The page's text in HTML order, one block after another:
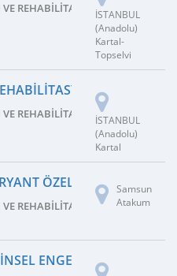
REHABILITASYON MERKEZI
İSTANBUL
(Anadolu)
Kartal-
Topselvi
MERKEZI
REHABILITASYON MERKEZI
İSTANBUL
(Anadolu)
Kartal
ÖZEL EĞITIM VE
REHABILITASYON MERKEZI
Samsun
Atakum
ENGELLILER